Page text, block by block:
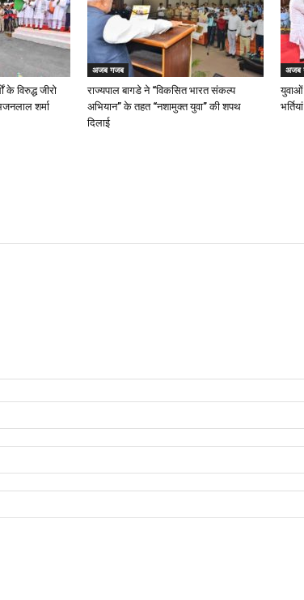
के विरुद्ध जीरो
शर्मा
अजब गजब
राज्यपाल बागडे ने “विकसित भारत संकल्प
अभियान” के तहत “नशामुक्त युवा” की शपथ
दिलाई
अजब
युवाओं